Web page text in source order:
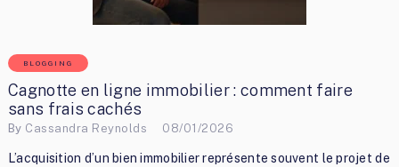
BLOGGING
Cagnotte en ligne immobilier : comment faire
sans frais cachés
By Cassandra Reynolds 08/01/2026
L’acquisition d’un bien immobilier représente souvent le projet de